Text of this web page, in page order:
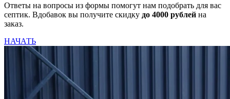
Ответы на вопросы из формы помогут нам подобрать для вас
септик. Вдобавок вы получите скидку до 4000 рублей на
заказ.
НАЧАТЬ